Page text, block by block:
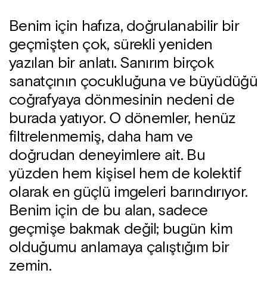
Benim için hafıza, doğrulanabilir bir
geçmişten çok, sürekli yeniden
yazılan bir anlatı. Sanırım birçok
sanatçının çocukluğuna ve büyüdüğü
coğrafyaya dönmesinin nedeni de
burada yatıyor. O dönemler, henüz
filtrelenmemiş, daha ham ve
doğrudan deneyimlere ait. Bu
yüzden hem kişisel hem de kolektif
olarak en güçlü imgeleri barındırıyor.
Benim için de bu alan, sadece
geçmişe bakmak değil; bugün kim
olduğumu anlamaya çalıştığım bir
zemin.